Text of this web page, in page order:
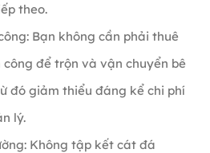
theo.
Bạn không cần phải thuê
công để trộn và vận chuyển bê
đó giảm thiểu đáng kể chi phí
lý.
Không tập kết cát đá